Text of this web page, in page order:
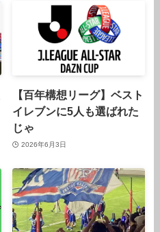
【百年構想リーグ】ベスト
イレブンに5人も選ばれた
じゃ
2026年6月3日